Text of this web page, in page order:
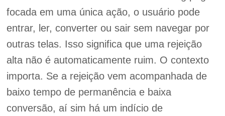
focada em uma única ação, o usuário pode
entrar, ler, converter ou sair sem navegar por
outras telas. Isso significa que uma rejeição
alta não é automaticamente ruim. O contexto
importa. Se a rejeição vem acompanhada de
baixo tempo de permanência e baixa
conversão, aí sim há um indício de